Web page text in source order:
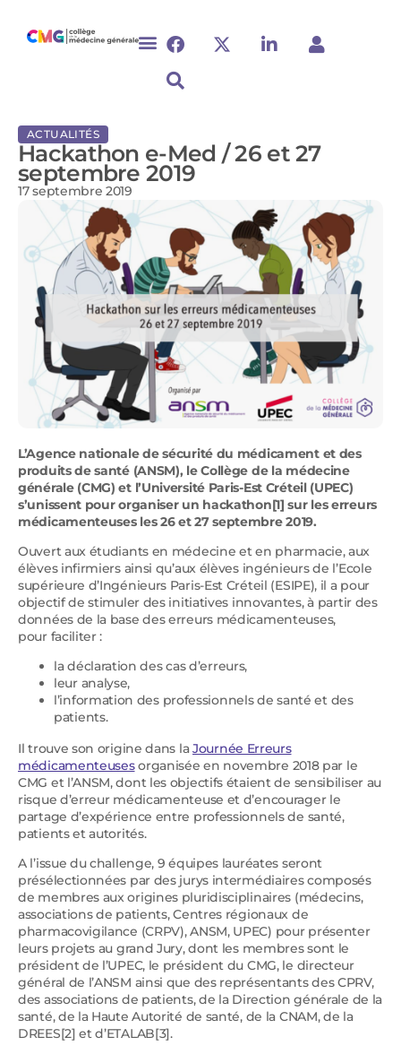
ACTUALITÉS
Hackathon e-Med / 26 et 27
septembre 2019
17 septembre 2019
L’Agence nationale de sécurité du médicament et des
produits de santé (ANSM), le Collège de la médecine
générale (CMG) et l’Université Paris-Est Créteil (UPEC)
s’unissent pour organiser un hackathon[1] sur les erreurs
médicamenteuses les 26 et 27 septembre 2019.
Ouvert aux étudiants en médecine et en pharmacie, aux
élèves infirmiers ainsi qu’aux élèves ingénieurs de l’Ecole
supérieure d’Ingénieurs Paris-Est Créteil (ESIPE), il a pour
objectif de stimuler des initiatives innovantes, à partir des
données de la base des erreurs médicamenteuses,
pour faciliter :
la déclaration des cas d’erreurs,
leur analyse,
l’information des professionnels de santé et des
patients.
Il trouve son origine dans laJournée Erreurs
médicamenteusesorganisée en novembre 2018 par le
CMG et l’ANSM, dont les objectifs étaient de sensibiliser au
risque d’erreur médicamenteuse et d’encourager le
partage d’expérience entre professionnels de santé,
patients et autorités.
A l’issue du challenge, 9 équipes lauréates seront
présélectionnées par des jurys intermédiaires composés
de membres aux origines pluridisciplinaires (médecins,
associations de patients, Centres régionaux de
pharmacovigilance (CRPV), ANSM, UPEC) pour présenter
leurs projets au grand Jury, dont les membres sont le
président de l’UPEC, le président du CMG, le directeur
général de l’ANSM ainsi que des représentants des CPRV,
des associations de patients, de la Direction générale de la
santé, de la Haute Autorité de santé, de la CNAM, de la
DREES[2] et d’ETALAB[3].